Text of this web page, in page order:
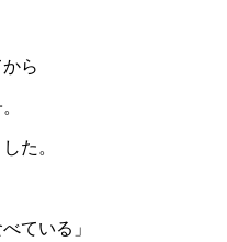
ら
た。
ている」